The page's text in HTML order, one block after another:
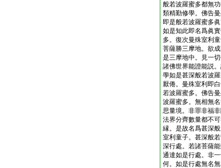
般若波羅蜜多都無
類精勤修學。佛告
即是般若波羅蜜多
如是知此即名爲眞
多。復次曼殊室利
菩薩勝三摩地。欲
是三摩地中。見一
諸佛世界能證能説
學如是甚深般若波
厭倦。曼殊室利即
若波羅蜜多。佛告
波羅蜜多。無相無
思量境。非罪非福
法界分齊數量都不
縁。是故名爲甚深
室利童子。甚深般
深行處。若諸菩薩
通達如是行處。非
何。如是行處無名